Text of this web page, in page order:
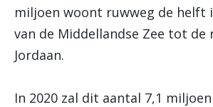
miljoen woont ruwweg de helft
van de Middellandse Zee tot de
Jordaan.
In 2020 zal dit aantal 7,1